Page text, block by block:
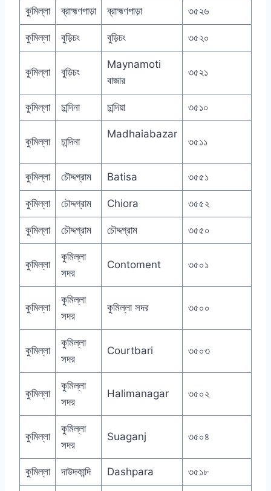
কুমিল্লা ব্রাহ্মণপাড়া ব্রাহ্মণপাড়া ৩৫২৬
কুমিল্লা বুড়িচং বুড়িচং ৩৫২০
কুমিল্লা বুড়িচং
Maynamoti
বাজার
৩৫২১
কুমিল্লা চান্দিনা চান্দিয়া ৩৫১০
কুমিল্লা চান্দিনা
Madhaiabazar
৩৫১১
কুমিল্লা চৌদ্দগ্রাম Batisa ৩৫৫১
কুমিল্লা চৌদ্দগ্রাম Chiora ৩৫৫২
কুমিল্লা চৌদ্দগ্রাম চৌদ্দগ্রাম ৩৫৫০
কুমিল্লা
কুমিল্লা
সদর
Contoment ৩৫০১
কুমিল্লা
কুমিল্লা
সদর
কুমিল্লা সদর ৩৫০০
কুমিল্লা
কুমিল্লা
সদর
Courtbari ৩৫০৩
কুমিল্লা
কুমিল্লা
সদর
Halimanagar ৩৫০২
কুমিল্লা
কুমিল্লা
সদর
Suaganj ৩৫০৪
কুমিল্লা দাউদকান্দি Dashpara ৩৫১৮